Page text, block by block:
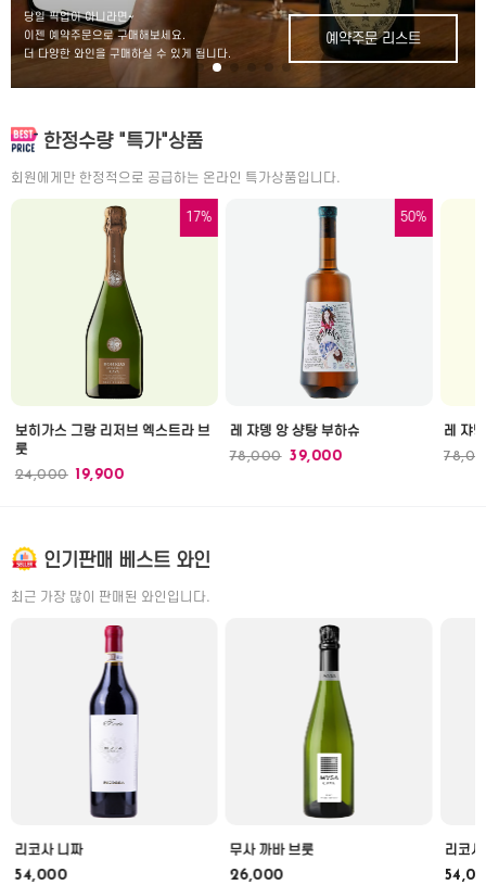
당일 픽업이 아니라면~
이젠 예약주문으로 구매해보세요.
더 다양한 와인을 구매하실 수 있게 됩니다.
예약주문 리스트
한정수량 "특가"상품
회원에게만 한정적으로 공급하는 온라인 특가상품입니다.
17%
보히가스 그랑 리저브 엑스트라 브
룻
24,000 19,900
50%
레 쟈뎅 앙 샹탕 부하슈
78,000 39,000
레 쟈
인기판매 베스트 와인
최근 가장 많이 판매된 와인입니다.
리코사 니짜
54,000
무사 까바 브룻
26,000
리코